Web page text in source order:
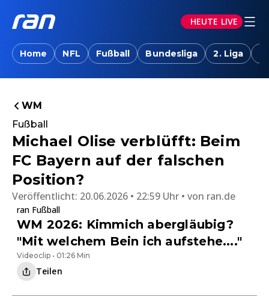
HEUTE LIVE
Home NFL Fußball Bundesliga 2. Liga
WM
Fußball
Michael Olise verblüfft: Beim
FC Bayern auf der falschen
Position?
Veröffentlicht: 20.06.2026 • 22:59 Uhr von ran.de
ran Fußball
WM 2026: Kimmich abergläubig?
"Mit welchem Bein ich aufstehe...."
Videoclip • 01:26 Min
Teilen